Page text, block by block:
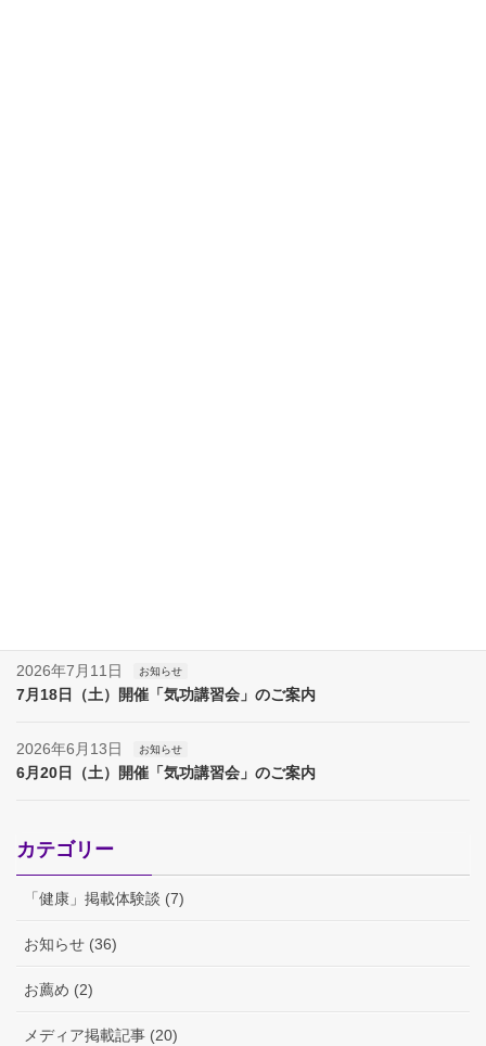
2026年7月11日 お知らせ
7月18日（土）開催「気功講習会」のご案内
2026年6月13日 お知らせ
6月20日（土）開催「気功講習会」のご案内
カテゴリー
「健康」掲載体験談 (7)
お知らせ (36)
お薦め (2)
メディア掲載記事 (20)